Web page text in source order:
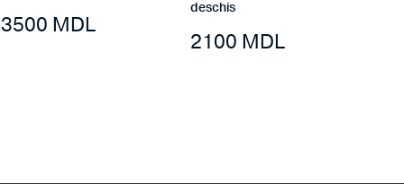
3500 MDL
deschis
2100 MDL